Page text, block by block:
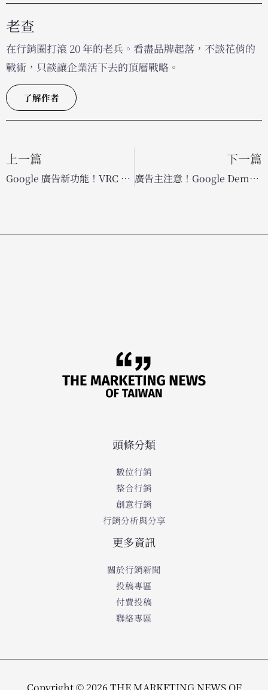
老查
在行銷圈打滾 20 年的老兵。看盡品牌起落，不談花俏的
戰術，只談讓企業活下去的頂層戰略。
了解作者
上一篇
Google 廣告新功能！VRC 不可跳過廣告全球正式上線，結合 AI 鎖定 YouTube CTV 龐大商機
下一篇
廣告主注意！Google Demand Gen 廣告 4 月起將強制執行 5 美元最低日預算
頭條分類
數位行銷
整合行銷
創意行銷
行銷分析與分享
更多資訊
關於行銷新聞
投稿專區
付費投稿
聯絡專區